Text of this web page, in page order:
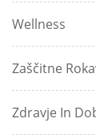
Wellness
Zaščitne
Zdravje In